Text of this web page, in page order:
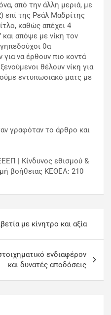
από την άλλη μεριά, με
επί της Ρεάλ Μαδρίτης
καθώς απέχει 4
και απόψε με νίκη τον
θα
να έρθουν πιο κοντά
θέλουν νίκη για
εντυπωσιακό ματς με
γραφόταν το άρθρο και
| Κίνδυνος εθισμού &
βοήθειας ΚΕΘΕΑ: 210
με κίνητρο και αξία
ενδιαφέρον
και δυνατές αποδόσεις